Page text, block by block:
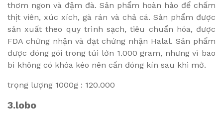
thơm ngon và đậm đà. Sản phẩm hoàn hảo để chấm
thịt viên, xúc xích, gà rán và chả cá. Sản phẩm được
sản xuất theo quy trình sạch, tiêu chuẩn hóa, được
FDA chứng nhận và đạt chứng nhận Halal. Sản phẩm
được đóng gói trong túi lớn 1.000 gram, nhưng vì bao
bì không có khóa kéo nên cần đóng kín sau khi mở.
trọng lượng 1000g : 120.000
3.lobo